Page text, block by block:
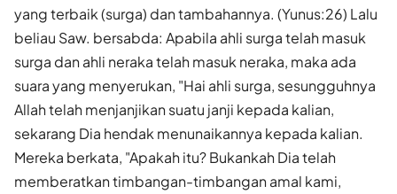
yang terbaik (surga) dan tambahannya. (Yunus:26) Lalu
beliau Saw. bersabda: Apabila ahli surga telah masuk
surga dan ahli neraka telah masuk neraka, maka ada
suara yang menyerukan, "Hai ahli surga, sesungguhnya
Allah telah menjanjikan suatu janji kepada kalian,
sekarang Dia hendak menunaikannya kepada kalian.
Mereka berkata, "Apakah itu? Bukankah Dia telah
memberatkan timbangan-timbangan amal kami,